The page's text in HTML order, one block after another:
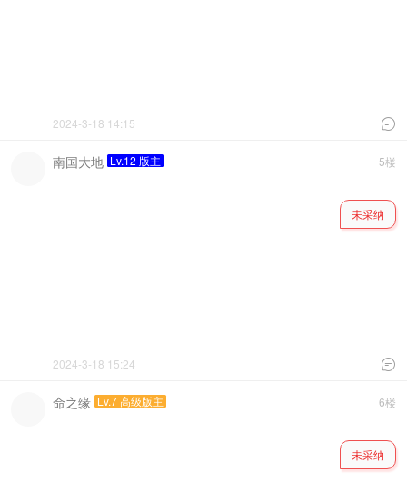

2024-3-18 14:15
5楼
南国大地 Lv.12 版主
未采纳

2024-3-18 15:24
6楼
命之缘 Lv.7 高级版主
未采纳